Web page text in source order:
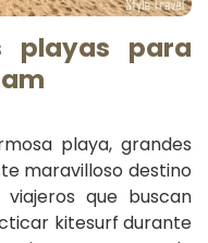
playas para
playa, grandes
maravilloso destino
que buscan
kitesurf durante